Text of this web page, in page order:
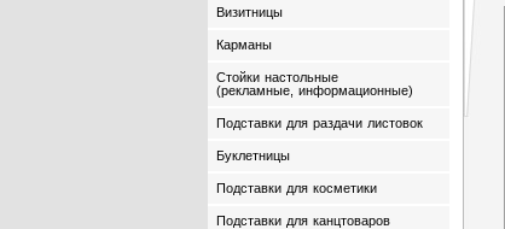
Визитницы
Карманы
Стойки настольные
(рекламные, информационные)
Подставки для раздачи листовок
Буклетницы
Подставки для косметики
Подставки для канцтоваров